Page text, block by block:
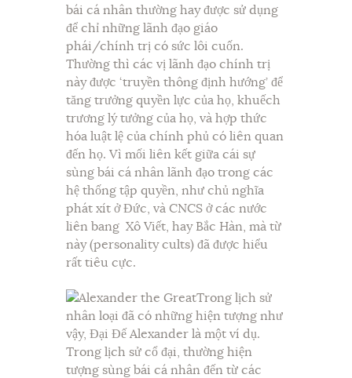
bái cá nhân thường hay được sử dụng
để chỉ những lãnh đạo giáo
phái/chính trị có sức lôi cuốn.
Thường thì các vị lãnh đạo chính trị
này được ‘truyền thông định hướng’ để
tăng trưởng quyền lực của họ, khuếch
trương lý tưởng của họ, và hợp thức
hóa luật lệ của chính phủ có liên quan
đến họ. Vì mối liên kết giữa cái sự
sùng bái cá nhân lãnh đạo trong các
hệ thống tập quyền, như chủ nghĩa
phát xít ở Đức, và CNCS ở các nước
liên bang Xô Viết, hay Bắc Hàn, mà từ
này (personality cults) đã được hiểu
rất tiêu cực.
Trong lịch sử
nhân loại đã có những hiện tượng như
vậy, Đại Đế Alexander là một ví dụ.
Trong lịch sử cổ đại, thường hiện
tượng sùng bái cá nhân đến từ các